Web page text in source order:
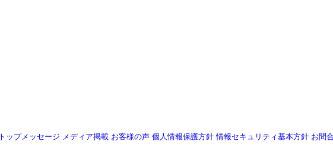
トップメッセージ メディア掲載 お客様の声 個人情報保護方針 情報セキュリティ基本方針 お問